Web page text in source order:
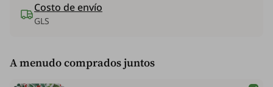
Costo de envío
GLS
A menudo comprados juntos